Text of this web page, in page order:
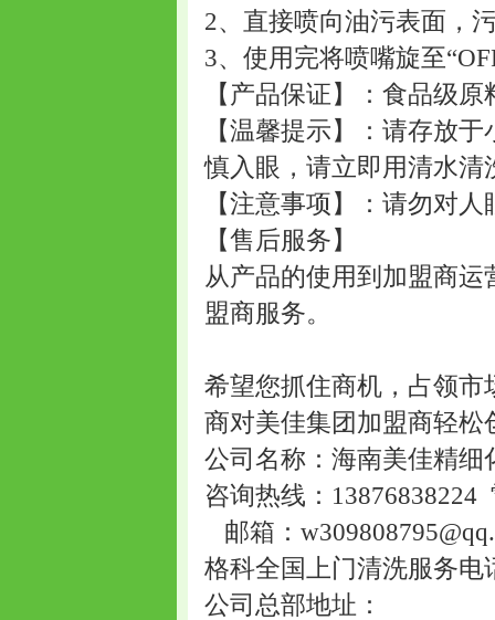
2、直接喷向油污表面，
3、使用完将喷嘴旋至
【产品保证】：食品级
【温馨提示】：请存放
慎入眼，请立即用清水
【注意事项】：请勿对
【售后服务】
从产品的使用到加盟商
盟商服务。
希望您抓住商机，占领
商对美佳集团加盟商轻
公司名称：海南美佳精
咨询热线：
邮箱：
格科全国上门清洗服务电
公司总部地址：